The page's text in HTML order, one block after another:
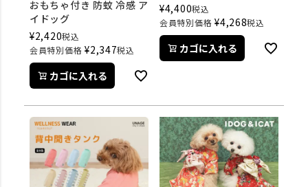
おもちゃ付き 防蚊 冷感 ア
イドッグ
¥2,420税込
会員特別価格 ¥2,347税込
カゴに入れる
¥4,400税込
会員特別価格 ¥4,268税込
カゴに入れる